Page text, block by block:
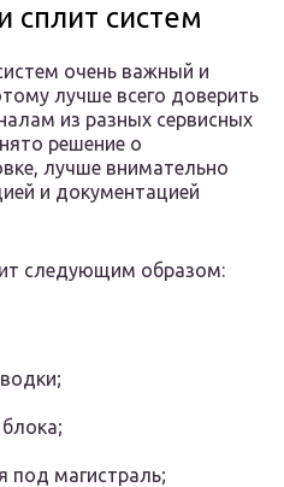
сплит систем
очень важный и
лучше всего доверить
из разных сервисных
решение о
лучше внимательно
и документацией
следующим образом:
под магистраль;